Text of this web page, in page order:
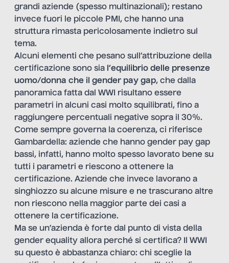
grandi aziende (spesso multinazionali); restano
invece fuori le piccole PMI, che hanno una
struttura rimasta pericolosamente indietro sul
tema.
Alcuni elementi che pesano sull’attribuzione della
certificazione sono sia l’equilibrio delle presenze
uomo/donna che il gender pay gap, che dalla
panoramica fatta dal WWI risultano essere
parametri in alcuni casi molto squilibrati, fino a
raggiungere percentuali negative sopra il 30%.
Come sempre governa la coerenza, ci riferisce
Gambardella: aziende che hanno gender pay gap
bassi, infatti, hanno molto spesso lavorato bene su
tutti i parametri e riescono a ottenere la
certificazione. Aziende che invece lavorano a
singhiozzo su alcune misure e ne trascurano altre
non riescono nella maggior parte dei casi a
ottenere la certificazione.
Ma se un’azienda è forte dal punto di vista della
gender equality allora perché si certifica? Il WWI
su questo è abbastanza chiaro: chi sceglie la